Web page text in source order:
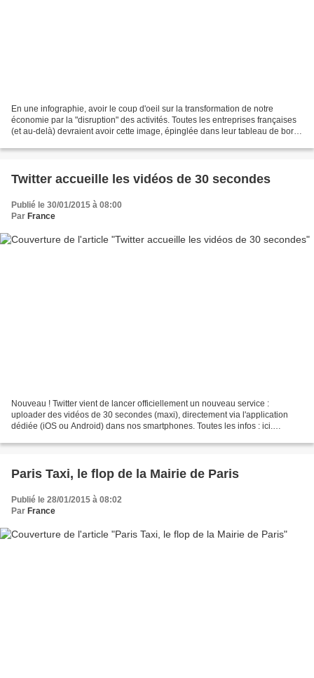
En une infographie, avoir le coup d'oeil sur la transformation de notre
économie par la "disruption" des activités. Toutes les entreprises françaises
(et au-delà) devraient avoir cette image, épinglée dans leur tableau de bord
Twitter accueille les vidéos de 30 secondes
Publié le 30/01/2015 à 08:00
Par France
Nouveau ! Twitter vient de lancer officiellement un nouveau service :
uploader des vidéos de 30 secondes (maxi), directement via l'application
dédiée (iOS ou Android) dans nos smartphones. Toutes les infos : ici.
Paris Taxi, le flop de la Mairie de Paris
Publié le 28/01/2015 à 08:02
Par France